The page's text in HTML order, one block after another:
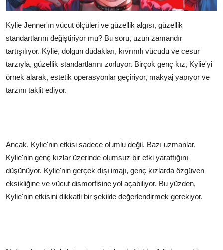
Kylie Jenner'ın vücut ölçüleri ve güzellik algısı, güzellik
standartlarını değiştiriyor mu? Bu soru, uzun zamandır
tartışılıyor. Kylie, dolgun dudakları, kıvrımlı vücudu ve cesur
tarzıyla, güzellik standartlarını zorluyor. Birçok genç kız, Kylie'yi
örnek alarak, estetik operasyonlar geçiriyor, makyaj yapıyor ve
tarzını taklit ediyor.
Ancak, Kylie'nin etkisi sadece olumlu değil. Bazı uzmanlar,
Kylie'nin genç kızlar üzerinde olumsuz bir etki yarattığını
düşünüyor. Kylie'nin gerçek dışı imajı, genç kızlarda özgüven
eksikliğine ve vücut dismorfisine yol açabiliyor. Bu yüzden,
Kylie'nin etkisini dikkatli bir şekilde değerlendirmek gerekiyor.